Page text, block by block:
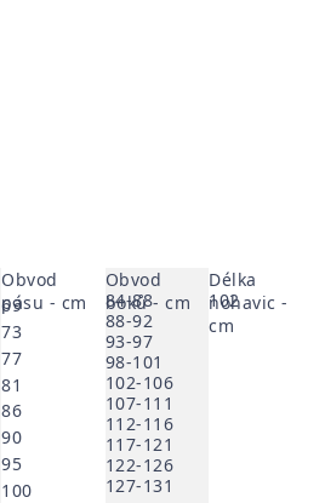
Obvod
pásu - cm
69
73
77
81
86
90
95
100
Obvod
boků - cm
84-88
88-92
93-97
98-101
102-106
107-111
112-116
117-121
122-126
127-131
Délka
nohavic -
cm
102